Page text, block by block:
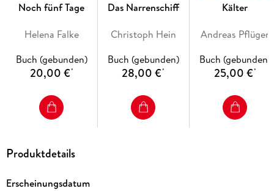
Noch fünf Tage
Helena Falke
Buch (gebunden)
20,00 €*
Das Narrenschiff
Christoph Hein
Buch (gebunden)
28,00 €*
Kälter
Andreas Pflüger
Buch (gebunden)
25,00 €*
Produktdetails
Erscheinungsdatum